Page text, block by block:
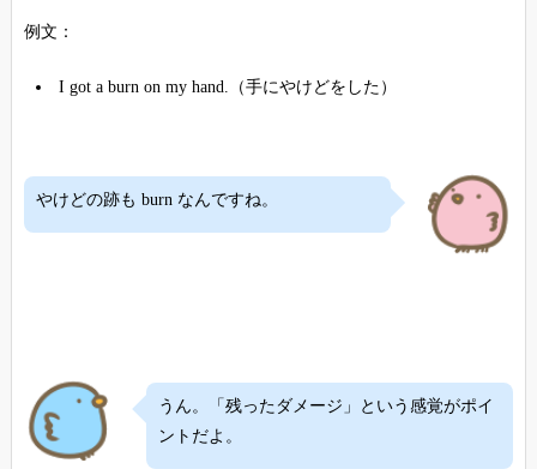
例文：
I got a burn on my hand.（手にやけどをした）
やけどの跡も burn なんですね。
うん。「残ったダメージ」という感覚がポイ
ントだよ。